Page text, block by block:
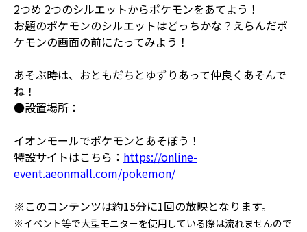
2つめ 2つのシルエットからポケモンをあてよう！
お題のポケモンのシルエットはどっちかな？えらんだポ
ケモンの画面の前にたってみよう！
あそぶ時は、おともだちとゆずりあって仲良くあそんで
ね！
●設置場所：
イオンモールでポケモンとあそぼう！
特設サイトはこちら： https://online-
event.aeonmall.com/pokemon/
※このコンテンツは約15分に1回の放映となります。
※イベント等で大型モニターを使用している際は流れませんので